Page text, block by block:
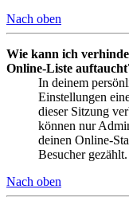
Nach oben
Wie kann ich
Online-Liste
In deinem
Einstellungen
dieser Sitzung
können nur
deinen Online-
Besucher gezählt.
Nach oben